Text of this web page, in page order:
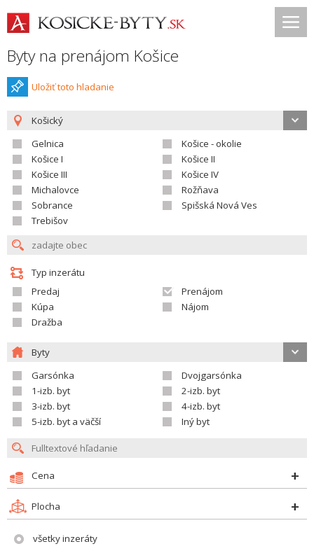
Byty na prenájom Košice
Uložiť toto hladanie
Košický
Gelnica
Košice - okolie
Košice I
Košice II
Košice III
Košice IV
Michalovce
Rožňava
Sobrance
Spišská Nová Ves
Trebišov
Typ inzerátu
Predaj
Prenájom
Kúpa
Nájom
Dražba
Byty
Garsónka
Dvojgarsónka
1-izb. byt
2-izb. byt
3-izb. byt
4-izb. byt
5-izb. byt a väčší
Iný byt
Cena
Plocha
všetky inzeráty